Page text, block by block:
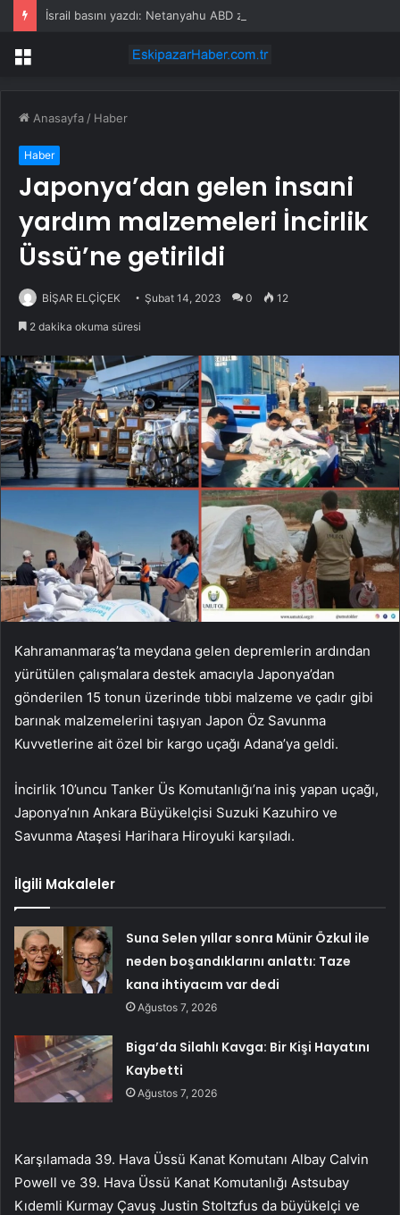
Menü
Anasayfa / Haber
Haber
Japonya’dan gelen insani
yardım malzemeleri İncirlik
Üssü’ne getirildi
BİŞAR ELÇİÇEK Şubat 14, 2023 0 12
2 dakika okuma süresi
Kahramanmaraş’ta meydana gelen depremlerin ardından
yürütülen çalışmalara destek amacıyla Japonya’dan
gönderilen 15 tonun üzerinde tıbbi malzeme ve çadır gibi
barınak malzemelerini taşıyan Japon Öz Savunma
Kuvvetlerine ait özel bir kargo uçağı Adana’ya geldi.
İncirlik 10’uncu Tanker Üs Komutanlığı’na iniş yapan uçağı,
Japonya’nın Ankara Büyükelçisi Suzuki Kazuhiro ve
Savunma Ataşesi Harihara Hiroyuki karşıladı.
İlgili Makaleler
Suna Selen yıllar sonra Münir Özkul ile
neden boşandıklarını anlattı: Taze
kana ihtiyacım var dedi
Ağustos 7, 2026
Biga’da Silahlı Kavga: Bir Kişi Hayatını
Kaybetti
Ağustos 7, 2026
Karşılamada 39. Hava Üssü Kanat Komutanı Albay Calvin
Powell ve 39. Hava Üssü Kanat Komutanlığı Astsubay
Kıdemli Kurmay Çavuş Justin Stoltzfus da büyükelçi ve